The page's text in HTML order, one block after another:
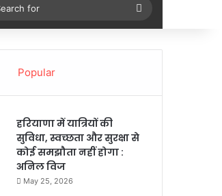
skin
Search
for
Popular
हरियाणा में यात्रियों की
सुविधा, स्वच्छता और सुरक्षा से
कोई समझौता नहीं होगा :
अनिल विज
May 25, 2026